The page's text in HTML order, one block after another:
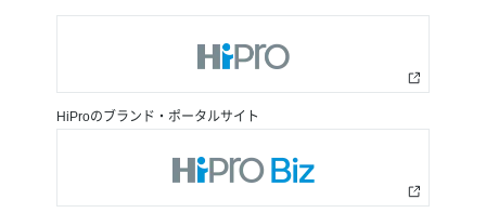
HiProのブランド・ポータルサイト